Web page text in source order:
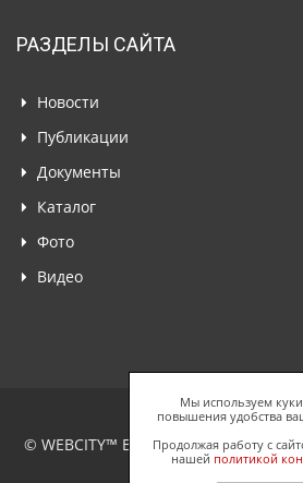
РАЗДЕЛЫ САЙТА
Новости
Публикации
Документы
Каталог
Фото
Видео
© WEBCITY™ Business Network, ООО
Все права
Мы используем
повышения удобства
Продолжая работу с
нашей политикой